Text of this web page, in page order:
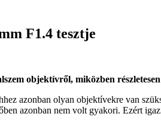
F1.4 tesztje
objektívről, miközben
azonban olyan objektívekre van
azonban nem volt gyakori. Ezért